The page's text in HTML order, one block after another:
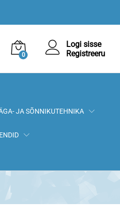
0
Logi sisse
Registreeru
JA SÕNNIKUTEHNIKA